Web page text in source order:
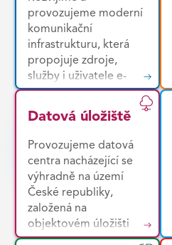
provozujeme moderní
komunikační
infrastrukturu, která
propojuje zdroje,
služby i uživatele e-
infrastruktury napříč
Českou republikou a
mezinárodním
výzkumným
prostorem. Základem
je vysoce kvalitní,
vysokorychlostní a
nízkolatenční páteřní
komunikační síť s
rozsáhlým mezinárodní
Datová úložiště
Provozujeme datová
centra nacházející se
výhradně na území
České republiky,
založená na
objektovém úložišti
Ceph. Díky